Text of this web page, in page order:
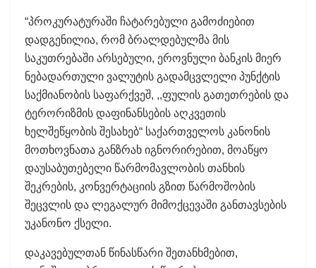
“პროკურატურაში ჩატარებული გამოძიებით
დადგენილია, რომ ბრალდებულმა მის
საკუთრებაში არსებული, ეროვნული ბანკის მიერ
ნებადართული ვალუტის გადამცვლელი პუნქტის
საქმიანობის საფარქვეშ, ,,ფულის გათეთრების და
ტერორიზმის დაფინანსების აღკვეთის
ხელშეწყობის შესახებ“ საქართველოს კანონის
მოთხოვნათა განზრახ იგნორირებით, მოაწყო
დაუსაბუთებელი წარმომავლობის თანხის
შეკრების, კონვერტაციის გზით წარმოშობის
შეცვლის და ლეგალურ მიმოქცევაში განთავსების
უკანონო ქსელი.
დაკავებულთან წინასწარი შეთანხმებით,